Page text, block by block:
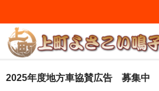
トップ
2025年度地方車協賛広告 募集中